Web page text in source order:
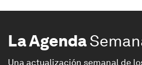
La Agenda
Una actualización semanal de